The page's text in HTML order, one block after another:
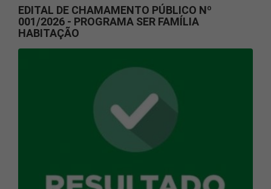
EDITAL DE CHAMAMENTO PÚBLICO Nº
001/2026 - PROGRAMA SER FAMÍLIA
HABITAÇÃO